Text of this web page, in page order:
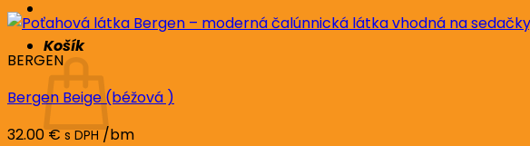
Košík
BERGEN
Bergen Beige (béžová )
32.00€ s DPH/bm